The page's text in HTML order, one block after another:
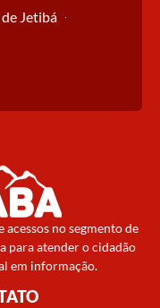
Jetibá
no segmento de
para atender o cidadão
em informação.